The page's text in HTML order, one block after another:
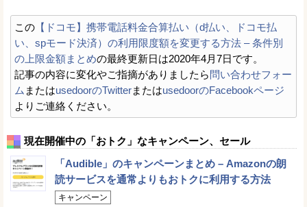
この 【ドコモ】携帯電話料金合算払い（d払い、ドコモ払
い、spモード決済）の利用限度額を変更する方法 – 条件別
の上限金額まとめの最終更新日は2020年4月7日です。
記事の内容に変化やご指摘がありましたら問い合わせフォー
ム またはusedoorのTwitterまたはusedoorのFacebookページ
よりご連絡ください。
現在開催中の「おトク」なキャンペーン、セール
「Audible」のキャンペーンまとめ – Amazonの朗
読サービスを通常よりもおトクに利用する方法
キャンペーン